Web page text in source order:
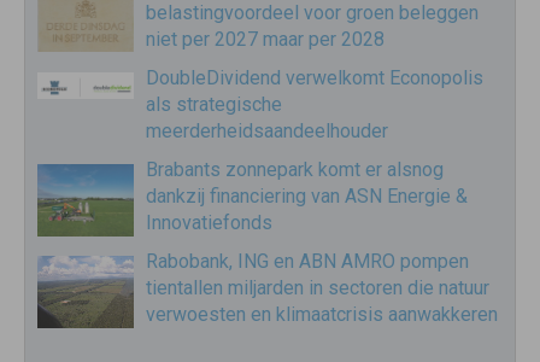
belastingvoordeel voor groen beleggen
niet per 2027 maar per 2028
DoubleDividend verwelkomt Econopolis
als strategische
meerderheidsaandeelhouder
Brabants zonnepark komt er alsnog
dankzij financiering van ASN Energie &
Innovatiefonds
Rabobank, ING en ABN AMRO pompen
tientallen miljarden in sectoren die natuur
verwoesten en klimaatcrisis aanwakkeren